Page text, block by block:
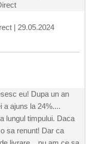
| 29.05.2024
eu! Dupa un an
a ajuns la 24%....
lungul timpului. Daca
sa renunt! Dar ca